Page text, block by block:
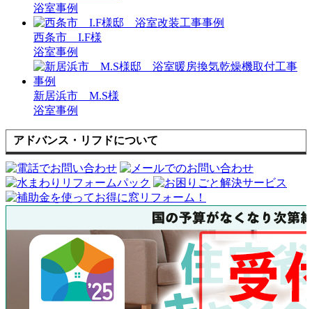
浴室事例
西条市 I.F様
浴室事例
新居浜市 M.S様
浴室事例
アドバンス・リフドについて